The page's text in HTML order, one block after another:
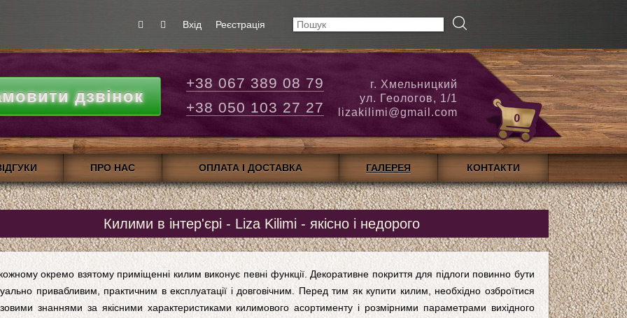
дзвінок
+38 067 389 08 79
+38 050 103 27 27
г. Хмельницкий
ул. Геологов, 1/1
lizakilimi@gmail.com
Вхід Реєстрація
0
ПРО НАС ОПЛАТА І ДОСТАВКА ГАЛЕРЕЯ КОНТАКТИ
Килими в інтер'єрі - Liza Kilimi - якісно і недорого
окремо взятому приміщенні килим виконує певні функції. Декоративне покриття для підлоги повинно бути
привабливим, практичним в експлуатації і довговічним. Перед тим як купити килим, необхідно озброїтися
знаннями за якісними характеристиками килимового асортименту і розмірними параметрами вихідного